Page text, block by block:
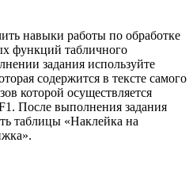
навыки работы по обработке
функций табличного
задания используйте
содержится в тексте самого
которой осуществляется
После выполнения задания
таблицы «Наклейка на